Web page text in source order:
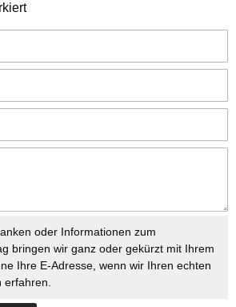
oder Informationen zum
bringen wir ganz oder gekürzt mit Ihrem
Ihre E-Adresse, wenn wir Ihren echten
erfahren.